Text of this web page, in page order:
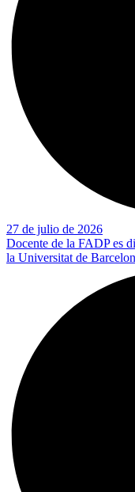
27 de julio de 2026
Docente de la FADP es
la Universitat de